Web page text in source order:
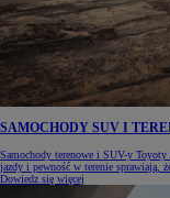
SAMOCHODY SUV I
Samochody terenowe i SUV-y
jazdy i pewność w terenie sprawiają,
Dowiedz się więcej